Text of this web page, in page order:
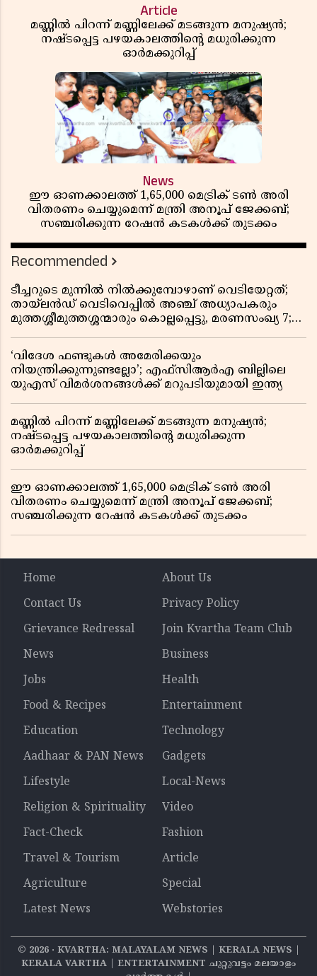
Article
മണ്ണിൽ പിറന്ന് മണ്ണിലേക്ക് മടങ്ങുന്ന മനുഷ്യൻ;
നഷ്ടപ്പെട്ട പഴയകാലത്തിൻ്റെ മധുരിക്കുന്ന
ഓർമക്കുറിപ്പ്
News
ഈ ഓണക്കാലത്ത് 1,65,000 മെട്രിക് ടൺ അരി
വിതരണം ചെയ്യുമെന്ന് മന്ത്രി അനൂപ് ജേക്കബ്;
സഞ്ചരിക്കുന്ന റേഷൻ കടകൾക്ക് തുടക്കം
Recommended
ടീച്ചറുടെ മുന്നിൽ നിൽക്കുമ്പോഴാണ് വെടിയേറ്റത്;
തായ്‌ലൻഡ് വെടിവെപ്പിൽ അഞ്ച് അധ്യാപകരും
മുത്തശ്ശീമുത്തശ്ശന്മാരും കൊല്ലപ്പെട്ടു, മരണസംഖ്യ 7;
‘വിദേശ ഫണ്ടുകൾ അമേരിക്കയും
നിയന്ത്രിക്കുന്നുണ്ടല്ലോ’; എഫ്സിആർഎ ബില്ലിലെ
യുഎസ് വിമർശനങ്ങൾക്ക് മറുപടിയുമായി ഇന്ത്യ
മണ്ണിൽ പിറന്ന് മണ്ണിലേക്ക് മടങ്ങുന്ന മനുഷ്യൻ;
നഷ്ടപ്പെട്ട പഴയകാലത്തിൻ്റെ മധുരിക്കുന്ന
ഓർമക്കുറിപ്പ്
ഈ ഓണക്കാലത്ത് 1,65,000 മെട്രിക് ടൺ അരി
വിതരണം ചെയ്യുമെന്ന് മന്ത്രി അനൂപ് ജേക്കബ്;
സഞ്ചരിക്കുന്ന റേഷൻ കടകൾക്ക് തുടക്കം
Home
About Us
Contact Us
Privacy Policy
Grievance Redressal
Join Kvartha Team Club
News
Business
Jobs
Health
Food & Recipes
Entertainment
Education
Technology
Aadhaar & PAN News
Gadgets
Lifestyle
Local-News
Religion & Spirituality
Video
Fact-Check
Fashion
Travel & Tourism
Article
Agriculture
Special
Latest News
Webstories
© 2026‧ KVARTHA: MALAYALAM NEWS | KERALA NEWS |
KERALA VARTHA | ENTERTAINMENT ചുറ്റുവട്ടം മലയാളം